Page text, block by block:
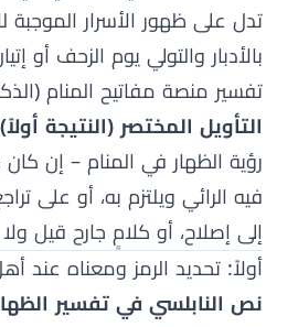
تدل على ظهور الأسرار الموجبة
بالأدبار والتولي يوم الزحف أو
تفسير منصة مفاتيح المنام
التأويل المختصر (النتيجة
رؤية الظهار في المنام – إن
فيه الرائي ويلتزم به، أو على
إلى إصلاح، أو كلامٍ جارح قيل
أولاً: تحديد الرمز ومعناه عند
نص النابلسي في تفسير